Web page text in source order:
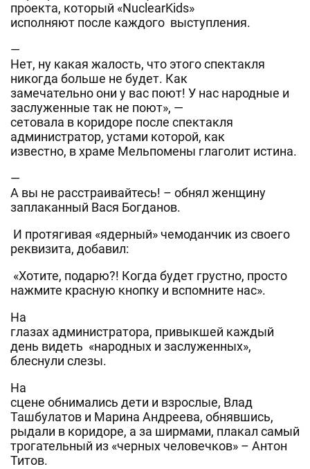
проекта, который «NuclearKids»
исполняют после каждого выступления.
—
Нет, ну какая жалость, что этого спектакля
никогда больше не будет. Как
замечательно они у вас поют! У нас народные и
заслуженные так не поют», —
сетовала в коридоре после спектакля
администратор, устами которой, как
известно, в храме Мельпомены глаголит истина.
—
А вы не расстраивайтесь! – обнял женщину
заплаканный Вася Богданов.
И протягивая «ядерный» чемоданчик из своего
реквизита, добавил:
«Хотите, подарю?! Когда будет грустно, просто
нажмите красную кнопку и вспомните нас».
На
глазах администратора, привыкшей каждый
день видеть «народных и заслуженных»,
блеснули слезы.
На
сцене обнимались дети и взрослые, Влад
Ташбулатов и Марина Андреева, обнявшись,
рыдали в коридоре, а за ширмами, плакал самый
трогательный из «черных человечков» – Антон
Титов.